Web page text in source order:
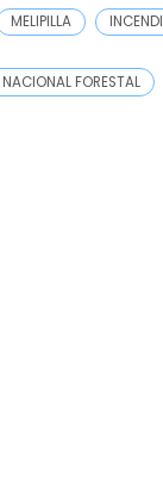
MELIPILLA
FORESTAL